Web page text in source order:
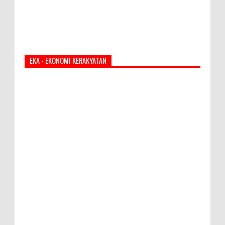
EKA - EKONOMI KERAKYATAN